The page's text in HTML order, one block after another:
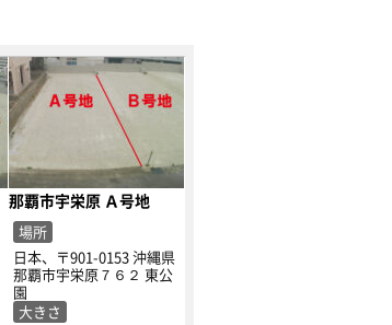
那覇市宇栄原 Ａ号地
場所
日本、〒901-0153 沖縄県
那覇市宇栄原７６２ 東公
園
大きさ